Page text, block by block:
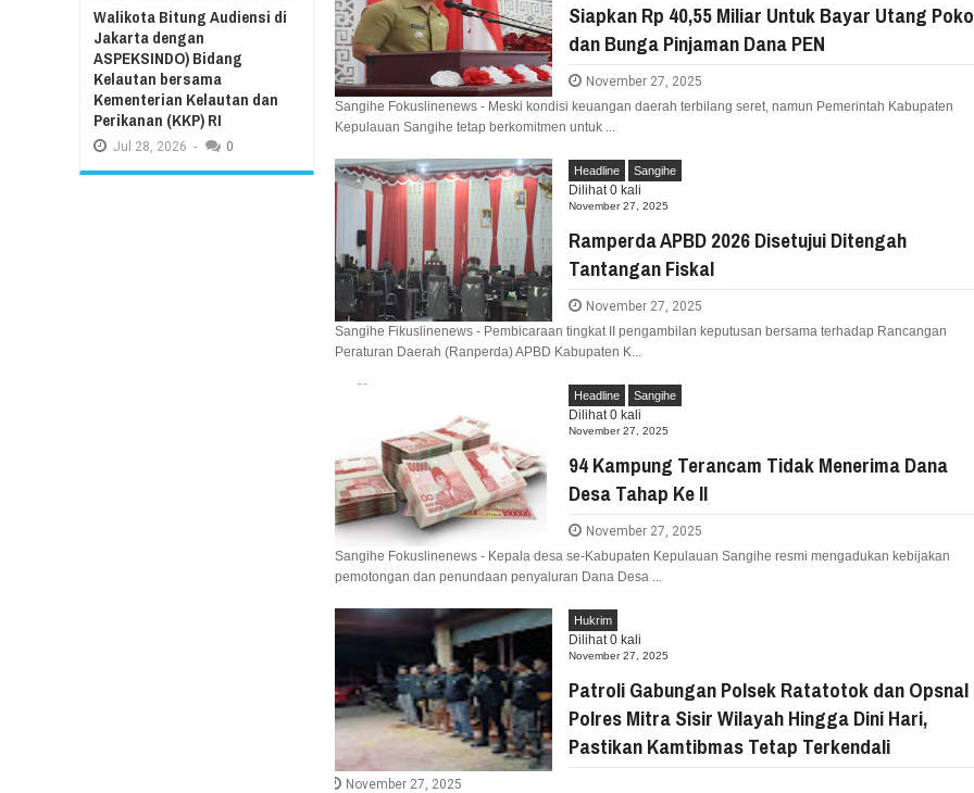
Siapkan Rp 40,55 Miliar Untuk Bayar Utang
dan Bunga Pinjaman Dana PEN
November 27, 2025
Sangihe Fokuslinenews - Meski kondisi keuangan daerah terbilang seret, namun Pemerintah Kabupaten
Kepulauan Sangihe tetap berkomitmen untuk ...
Headline Sangihe
Dilihat0kali
November 27, 2025
Ramperda APBD 2026 Disetujui Ditengah
Tantangan Fiskal
November 27, 2025
Sangihe Fikuslinenews - Pembicaraan tingkat II pengambilan keputusan bersama terhadap Rancangan
Peraturan Daerah (Ranperda) APBD Kabupaten K...
Headline Sangihe
Dilihat0kali
November 27, 2025
94 Kampung Terancam Tidak Menerima Dana
Desa Tahap Ke II
November 27, 2025
Sangihe Fokuslinenews - Kepala desa se-Kabupaten Kepulauan Sangihe resmi mengadukan kebijakan
pemotongan dan penundaan penyaluran Dana Desa ...
Hukrim
Dilihat0kali
November 27, 2025
Patroli Gabungan Polsek Ratatotok dan Opsnal
Polres Mitra Sisir Wilayah Hingga Dini Hari,
Pastikan Kamtibmas Tetap Terkendali
November 27, 2025
Walikota Bitung Audiensi di
Jakarta dengan
ASPEKSINDO) Bidang
Kelautan bersama
Kementerian Kelautan dan
Perikanan (KKP) RI
Jul 28, 2026 - 0